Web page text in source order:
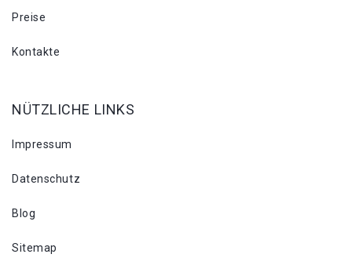
Preise
Kontakte
NÜTZLICHE LINKS
Impressum
Datenschutz
Blog
Sitemap